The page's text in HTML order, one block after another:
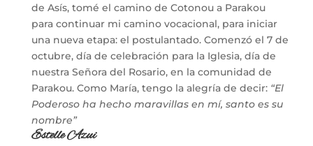
de Asís, tomé el camino de Cotonou a Parakou
para continuar mi camino vocacional, para iniciar
una nueva etapa: el postulantado. Comenzó el 7 de
octubre, día de celebración para la Iglesia, día de
nuestra Señora del Rosario, en la comunidad de
Parakou. Como María, tengo la alegría de decir: “El
Poderoso ha hecho maravillas en mí, santo es su
nombre”
Estelle Azui